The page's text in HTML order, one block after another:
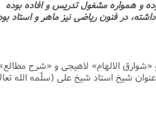
و همواره مشغول تدریس و افاده بوده
در فنون ریاضى نیز ماهر و استاد
و «شوارق الالهام» لاهیجى و «شرح
شیخ استاد شیخ على (سلّمه الله